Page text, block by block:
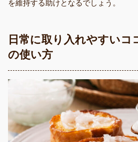
を維持する助けとなるでしょう。
日常に取り入れやすいコ
の使い方